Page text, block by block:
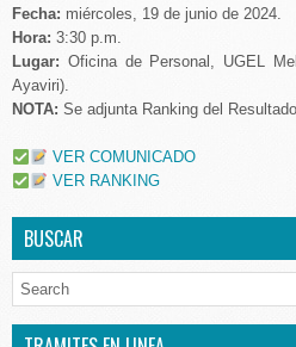
Fecha: miércoles, 19 de junio de 2024.
Hora: 3:30 p.m.
Lugar: Oficina de Personal, UGEL
Ayaviri).
NOTA: Se adjunta Ranking del
VER COMUNICADO
VER RANKING
BUSCAR